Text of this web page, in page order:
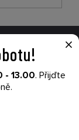
×
- 13.00. Přijďte